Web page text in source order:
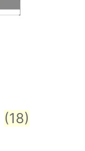
(18)